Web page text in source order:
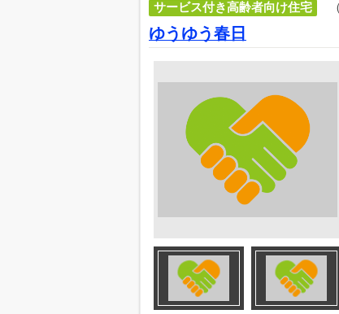
サービス付き高齢者向け住宅
ゆうゆう春日